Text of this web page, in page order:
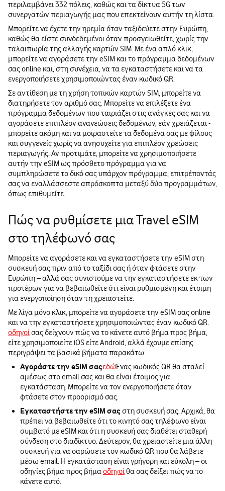
περιλαμβάνει 332 πόλεις, καθώς και τα δίκτυα 5G των
συνεργατών περιαγωγής μας που επεκτείνουν αυτήν τη λίστα.
Μπορείτε να έχετε την ηρεμία όταν ταξιδεύετε στην Ευρώπη,
καθώς θα είστε συνδεδεμένοι όταν προσγειωθείτε, χωρίς την
ταλαιπωρία της αλλαγής καρτών SIM. Με ένα απλό κλικ,
μπορείτε να αγοράσετε την eSIM και το πρόγραμμα δεδομένων
σας online και, στη συνέχεια, να τα εγκαταστήσετε και να τα
ενεργοποιήσετε χρησιμοποιώντας έναν κωδικό QR.
Σε αντίθεση με τη χρήση τοπικών καρτών SIM, μπορείτε να
διατηρήσετε τον αριθμό σας. Μπορείτε να επιλέξετε ένα
πρόγραμμα δεδομένων που ταιριάζει στις ανάγκες σας και να
αγοράσετε επιπλέον ανανεώσεις δεδομένων, εάν χρειάζεται -
μπορείτε ακόμη και να μοιραστείτε τα δεδομένα σας με φίλους
και συγγενείς χωρίς να ανησυχείτε για επιπλέον χρεώσεις
περιαγωγής. Αν προτιμάτε, μπορείτε να χρησιμοποιήσετε
αυτήν την eSIM ως πρόσθετο πρόγραμμα για να
συμπληρώσετε το δικό σας υπάρχον πρόγραμμα, επιτρέποντάς
σας να εναλλάσσεστε απρόσκοπτα μεταξύ δύο προγραμμάτων,
όπως επιθυμείτε.
Πώς να ρυθμίσετε μια Travel eSIM
στο τηλέφωνό σας
Μπορείτε να αγοράσετε και να εγκαταστήσετε την eSIM στη
συσκευή σας πριν από το ταξίδι σας ή όταν φτάσετε στην
Ευρώπη – αλλά σας συνιστούμε να την εγκαταστήσετε εκ των
προτέρων για να βεβαιωθείτε ότι είναι ρυθμισμένη και έτοιμη
για ενεργοποίηση όταν τη χρειαστείτε.
Με λίγα μόνο κλικ, μπορείτε να αγοράσετε την eSIM σας online
και να την εγκαταστήσετε χρησιμοποιώντας έναν κωδικό QR.
οδηγοίσας δείχνουν πώς να το κάνετε αυτό βήμα προς βήμα,
είτε χρησιμοποιείτε iOS είτε Android, αλλά έχουμε επίσης
περιγράψει τα βασικά βήματα παρακάτω.
Αγοράστε την eSIM σαςεδώΈνας κωδικός QR θα σταλεί
αμέσως στο email σας και θα είναι έτοιμος για
εγκατάσταση. Μπορείτε να τον ενεργοποιήσετε όταν
φτάσετε στον προορισμό σας.
Εγκαταστήστε την eSIM σας στη συσκευή σας. Αρχικά, θα
πρέπει να βεβαιωθείτε ότι το κινητό σας τηλέφωνο είναι
συμβατό με eSIM και ότι η συσκευή σας διαθέτει σταθερή
σύνδεση στο διαδίκτυο. Δεύτερον, θα χρειαστείτε μια άλλη
συσκευή για να σαρώσετε τον κωδικό QR που θα λάβετε
μέσω email. Η εγκατάσταση είναι γρήγορη και εύκολη – οι
οδηγίες βήμα προς βήμαοδηγοίθα σας δείξει πώς να το
κάνετε αυτό.